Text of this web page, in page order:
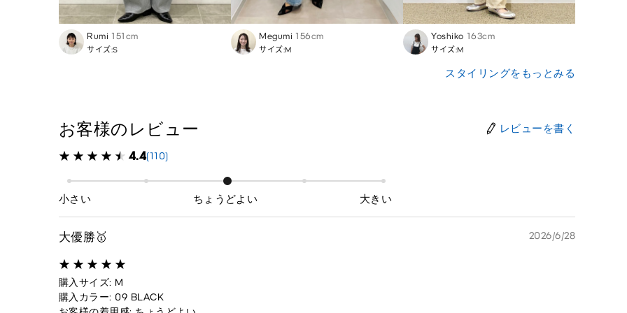
Rumi 151cm
サイズ:S
Megumi 156cm
サイズ:M
Yoshiko 163cm
サイズ:M
スタイリングをもっとみる
お客様のレビュー レビューを書く
4.4(110)
小さい ちょうどよい 大きい
大優勝🥇 2026/6/28
購入サイズ: M
購入カラー: 09 BLACK